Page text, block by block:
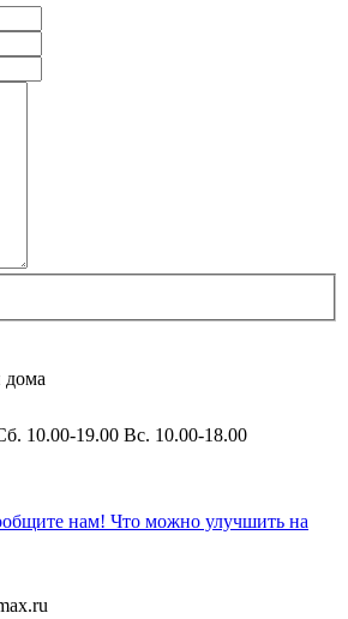
дома
10.00-19.00 Вс. 10.00-18.00
нам! Что можно улучшить на